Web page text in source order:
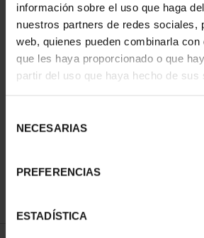
información sobre el uso que haga
nuestros partners de redes sociales,
web, quienes pueden combinarla con
que les haya proporcionado o que
partir del uso que haya hecho de sus
NECESARIAS
PREFERENCIAS
ESTADÍSTICA
REFINAR